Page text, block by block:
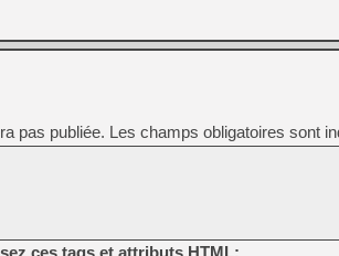
pas publiée. Les champs obligatoires sont
ces tags et attributs HTML: